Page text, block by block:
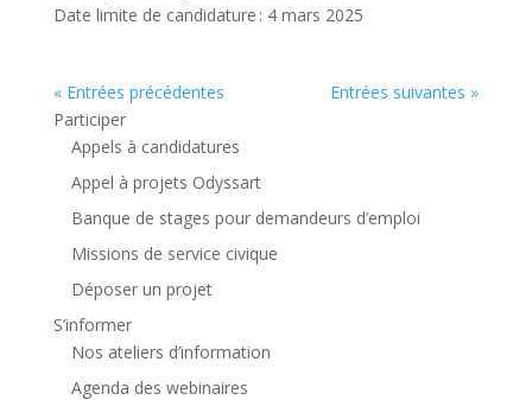
Date limite de candidature : 4 mars 2025
« Entrées précédentes
Entrées suivantes »
Participer
Appels à candidatures
Appel à projets Odyssart
Banque de stages pour demandeurs d’emploi
Missions de service civique
Déposer un projet
S’informer
Nos ateliers d’information
Agenda des webinaires